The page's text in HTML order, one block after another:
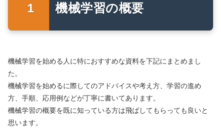
機械学習の概要
機械学習を始める人に特におすすめな資料を下記にまとめまし
た。
機械学習を始めるに際してのアドバイスや考え方、学習の進め
方、手順、応用例などが丁寧に書いてあります。
機械学習の概要を既に知っている方は飛ばしてもらっても良いと
思います。